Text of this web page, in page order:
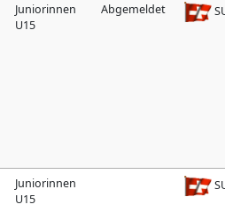
Juniorinnen
U15
Abgemeldet
Juniorinnen
U15